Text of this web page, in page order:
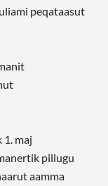
peqataasut
maj
pillugu
aamma